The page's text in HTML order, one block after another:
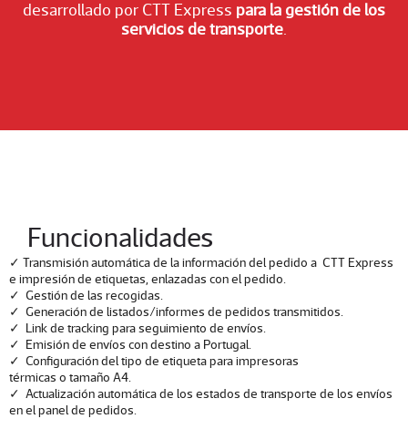
desarrollado por CTT Express para la gestión de los
servicios de transporte
Funcionalidades
✓ Transmisión automática de la información del pedido a CTT Express
e impresión de etiquetas, enlazadas con el pedido.
✓ Gestión de las recogidas.
✓ Generación de listados/informes de pedidos transmitidos.
✓ Link de tracking para seguimiento de envíos.
✓ Emisión de envíos con destino a Portugal.
✓ Configuración del tipo de etiqueta para impresoras
térmicas o tamaño A4.
✓ Actualización automática de los estados de transporte de los envíos
en el panel de pedidos.